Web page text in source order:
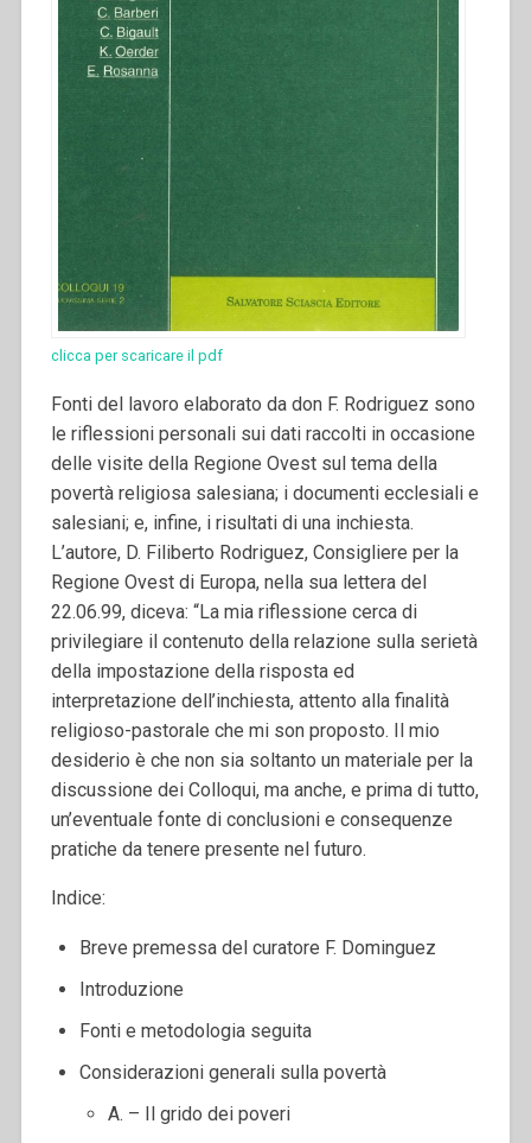
clicca per scaricare il pdf
Fonti del lavoro elaborato da don F. Rodriguez sono
le riflessioni personali sui dati raccolti in occasione
delle visite della Regione Ovest sul tema della
povertà religiosa salesiana; i documenti ecclesiali e
salesiani; e, infine, i risultati di una inchiesta.
L’autore, D. Filiberto Rodriguez, Consigliere per la
Regione Ovest di Europa, nella sua lettera del
22.06.99, diceva: “La mia riflessione cerca di
privilegiare il contenuto della relazione sulla serietà
della impostazione della risposta ed
interpretazione dell’inchiesta, attento alla finalità
religioso-pastorale che mi son proposto. Il mio
desiderio è che non sia soltanto un materiale per la
discussione dei Colloqui, ma anche, e prima di tutto,
un’eventuale fonte di conclusioni e consequenze
pratiche da tenere presente nel futuro.
Indice:
Breve premessa del curatore F. Dominguez
Introduzione
Fonti e metodologia seguita
Considerazioni generali sulla povertà
A. – Il grido dei poveri